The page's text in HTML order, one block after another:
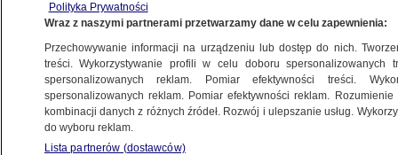
8.07.2025, 10:13
Posłuchaj artykułu
Czyta lektor AI
Polityka Prywatności
Wraz z naszymi partnerami przetwarzamy dane w celu zapewnienia:
Przechowywanie informacji na urządzeniu lub dostęp do nich.
treści. Wykorzystywanie profili w celu doboru spersonalizowanych
spersonalizowanych reklam. Pomiar efektywności treści.
spersonalizowanych reklam. Pomiar efektywności reklam.
kombinacji danych z różnych źródeł. Rozwój i ulepszanie usług.
do wyboru reklam.
Lista partnerów (dostawców)